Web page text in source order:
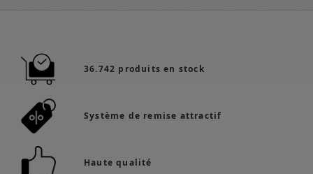
36.742 produits en stock
Système de remise attractif
Haute qualité